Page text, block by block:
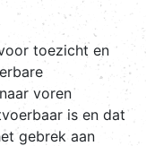
toezicht en
voren
is en dat
gebrek aan